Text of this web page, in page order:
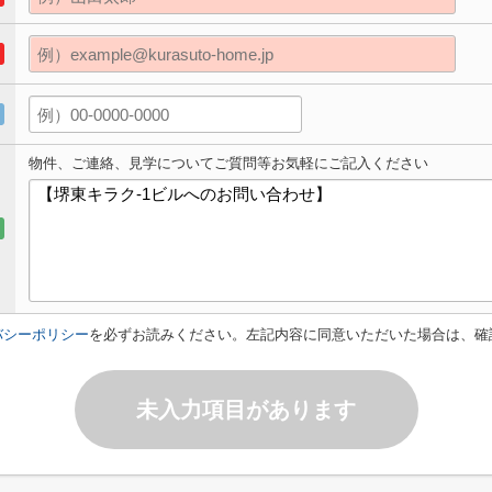
物件、ご連絡、見学についてご質問等お気軽にご記入ください
ーポリシーを必ずお読みください。左記内容に同意いただいた場合は、
未入力項目があります